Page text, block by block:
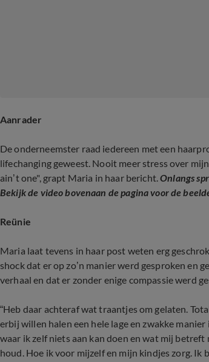
Aanrader
De onderneemster raad iedereen met een
lifechanging geweest. Nooit meer stress over
ain’t one", grapt Maria in haar bericht.Onlangs
Bekijk de video bovenaan de pagina voor de
Reünie
Maria laat tevens in haar post weten erg
shock dat er op zo’n manier werd gesproken en
verhaal en dat er zonder enige compassie werd
“Heb daar achteraf wat traantjes om gelaten.
erbij willen halen een hele lage en zwakke
waar ik zelf niets aan kan doen en wat mij
houd. Hoe ik voor mijzelf en mijn kindjes zorg.